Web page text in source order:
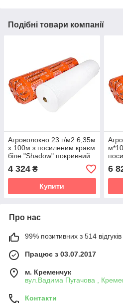
Подібні товари компанії
Агроволокно 23 г/м2 6,35м
х 100м з посиленим краєм
біле "Shadow" покривний
матеріал для городу
4 324 ₴
Купити
6
Про нас
99% позитивних з 514 відгуків
Працює з 03.07.2017
м. Кременчук
вул.Вадима Пугачова ,
Контакти